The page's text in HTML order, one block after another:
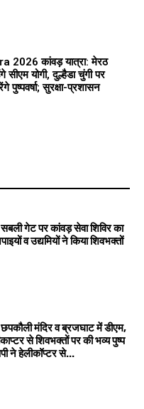
2026 कांवड़ यात्रा: मेरठ
योगी, दुल्हैडा चुंगी पर
पुष्पवर्षा; सुरक्षा-प्रशासन
गेट पर कांवड़ सेवा शिविर का
व उद्यमियों ने किया शिवभक्तों
मंदिर व ब्रजघाट में डीएम,
से शिवभक्तों पर की भव्य पुष्प
ने हेलीकॉप्टर से...